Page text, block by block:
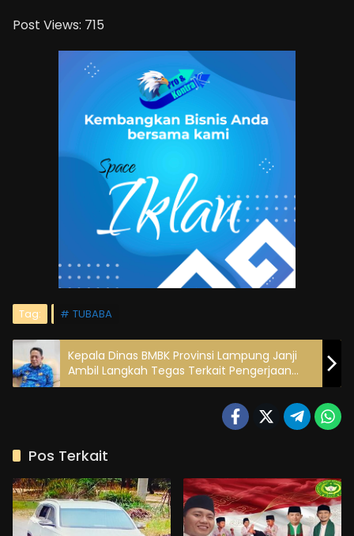
Post Views: 715
Tag: TUBABA
Kepala Dinas BMBK Provinsi Lampung Janji
Ambil Langkah Tegas Terkait Pengerjaan
Drainase yang Dinilai Asal-Asalan
Pos Terkait